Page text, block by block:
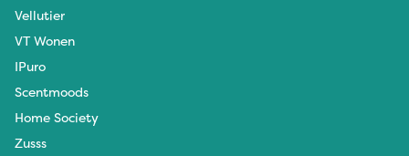
Vellutier
VT Wonen
IPuro
Scentmoods
Home Society
Zusss